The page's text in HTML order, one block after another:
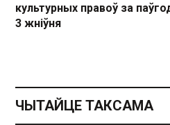
культурных правоў за
3 жніўня
ЧЫТАЙЦЕ ТАКСАМА